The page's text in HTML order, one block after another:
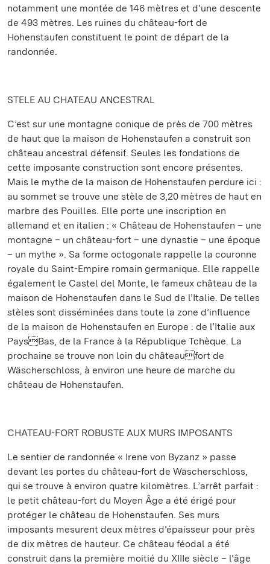
notamment une montée de 146 mètres et d’une descente
de 493 mètres. Les ruines du château-fort de
Hohenstaufen constituent le point de départ de la
randonnée.
STELE AU CHATEAU ANCESTRAL
C’est sur une montagne conique de près de 700 mètres
de haut que la maison de Hohenstaufen a construit son
château ancestral défensif. Seules les fondations de
cette imposante construction sont encore présentes.
Mais le mythe de la maison de Hohenstaufen perdure ici :
au sommet se trouve une stèle de 3,20 mètres de haut en
marbre des Pouilles. Elle porte une inscription en
allemand et en italien : « Château de Hohenstaufen – une
montagne – un château-fort – une dynastie – une époque
– un mythe ». Sa forme octogonale rappelle la couronne
royale du Saint-Empire romain germanique. Elle rappelle
également le Castel del Monte, le fameux château de la
maison de Hohenstaufen dans le Sud de l’Italie. De telles
stèles sont disséminées dans toute la zone d’influence
de la maison de Hohenstaufen en Europe : de l’Italie aux
PaysBas, de la France à la République Tchèque. La
prochaine se trouve non loin du châteaufort de
Wäscherschloss, à environ une heure de marche du
château de Hohenstaufen.
CHATEAU-FORT ROBUSTE AUX MURS IMPOSANTS
Le sentier de randonnée « Irene von Byzanz » passe
devant les portes du château-fort de Wäscherschloss,
qui se trouve à environ quatre kilomètres. L’arrêt parfait :
le petit château-fort du Moyen Âge a été érigé pour
protéger le château de Hohenstaufen. Ses murs
imposants mesurent deux mètres d’épaisseur pour près
de dix mètres de hauteur. Ce château féodal a été
construit dans la première moitié du XIIIe siècle – l’âge